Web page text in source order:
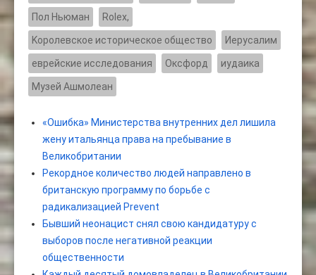
Пол Ньюман Rolex,
Kоролевское историческое общество Иерусалим
еврейские исследования Оксфорд иудаика
Музей Ашмолеан
«Ошибка» Министерства внутренних дел лишила
жену итальянца права на пребывание в
Великобритании
Рекордное количество людей направлено в
британскую программу по борьбе с
радикализацией Prevent
Бывший неонацист снял свою кандидатуру с
выборов после негативной реакции
общественности